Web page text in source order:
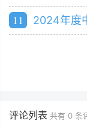
11 2024年度中国男歌
评论列表 共有 0 条